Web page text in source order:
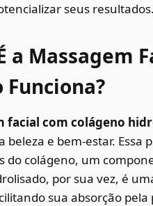
seus
a Massagem
Funciona?
facial com colágeno
beleza e bem-estar. Essa
do colágeno, um
por sua vez, é
sua absorção pela